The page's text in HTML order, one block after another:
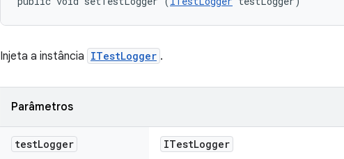
Injeta a instância ITestLogger .
Parâmetros
testLogger ITestLogger